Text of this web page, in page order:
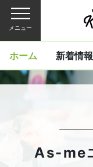
メニュー
ホーム 新着情報
As-me